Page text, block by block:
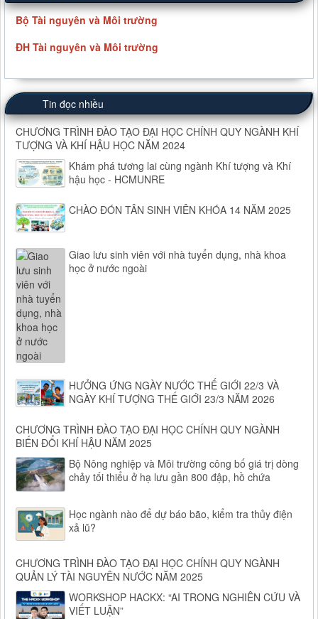
Bộ Tài nguyên và Môi trường
ĐH Tài nguyên và Môi trường
Tin đọc nhiều
CHƯƠNG TRÌNH ĐÀO TẠO ĐẠI HỌC CHÍNH QUY NGÀNH KHÍ
TƯỢNG VÀ KHÍ HẬU HỌC NĂM 2024
Khám phá tương lai cùng ngành Khí tượng và Khí
hậu học - HCMUNRE
CHÀO ĐÓN TÂN SINH VIÊN KHÓA 14 NĂM 2025
Giao lưu sinh viên với nhà tuyển dụng, nhà khoa
học ở nước ngoài
HƯỞNG ỨNG NGÀY NƯỚC THẾ GIỚI 22/3 VÀ
NGÀY KHÍ TƯỢNG THẾ GIỚI 23/3 NĂM 2026
CHƯƠNG TRÌNH ĐÀO TẠO ĐẠI HỌC CHÍNH QUY NGÀNH
BIẾN ĐỔI KHÍ HẬU NĂM 2025
Bộ Nông nghiệp và Môi trường công bố giá trị dòng
chảy tối thiểu ở hạ lưu gần 800 đập, hồ chứa
Học ngành nào để dự báo bão, kiểm tra thủy điện
xả lũ?
CHƯƠNG TRÌNH ĐÀO TẠO ĐẠI HỌC CHÍNH QUY NGÀNH
QUẢN LÝ TÀI NGUYÊN NƯỚC NĂM 2025
WORKSHOP HACKX: “AI TRONG NGHIÊN CỨU VÀ
VIẾT LUẬN”